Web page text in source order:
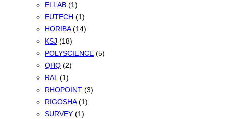
ELLAB (1)
EUTECH (1)
HORIBA (14)
KSJ (18)
POLYSCIENCE (5)
QHQ (2)
RAL (1)
RHOPOINT (3)
RIGOSHA (1)
SURVEY (1)